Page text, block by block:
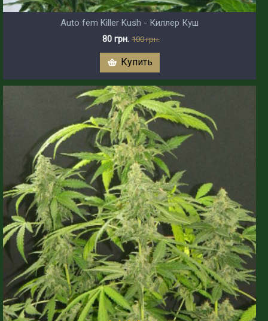
Auto fem Killer Kush - Киллер Куш
80 грн. 100 грн.
Купить